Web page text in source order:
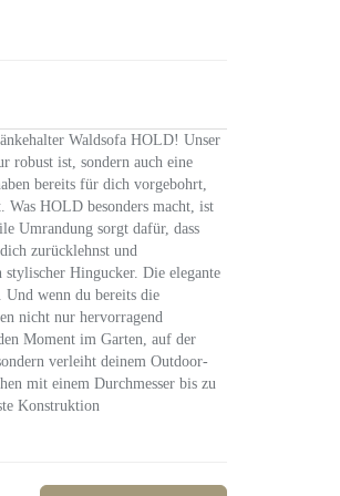
Waldsofa HOLD! Unser
robust ist, sondern auch eine
bereits für dich vorgebohrt,
Was HOLD besonders macht, ist
Umrandung sorgt dafür, dass
zurücklehnst und
Hingucker. Die elegante
wenn du bereits die
nicht nur hervorragend
Moment im Garten, auf der
verleiht deinem Outdoor-
mit einem Durchmesser bis zu
Konstruktion